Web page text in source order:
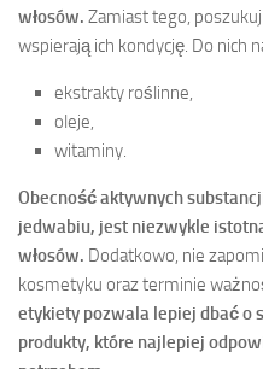
włosów. Zamiast tego,
wspierają ich kondycję. Do nich
ekstrakty roślinne,
oleje,
witaminy.
Obecność aktywnych
jedwabiu, jest niezwykle
włosów. Dodatkowo, nie
kosmetyku oraz terminie
etykiety pozwala lepiej dbać o
produkty, które najlepiej